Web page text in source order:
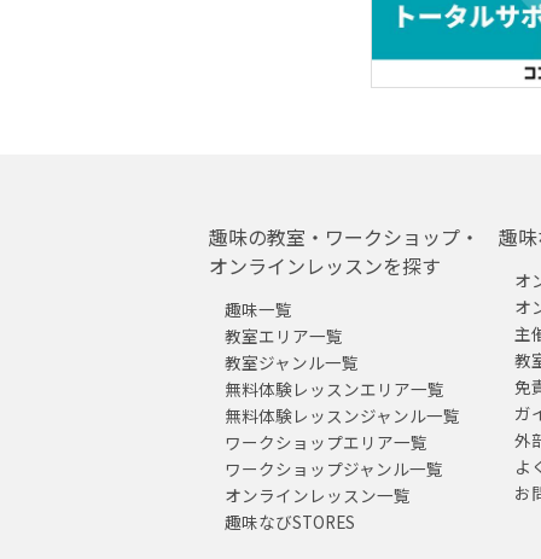
趣味の教室・ワークショップ・
オンラインレッスンを探す
趣味一覧
教室エリア一覧
教室ジャンル一覧
無料体験レッスンエリア一覧
無料体験レッスンジャンル一覧
ワークショップエリア一覧
ワークショップジャンル一覧
オンラインレッスン一覧
趣味なびSTORES
趣
オ
オ
主
教
免
ガ
外
よ
お